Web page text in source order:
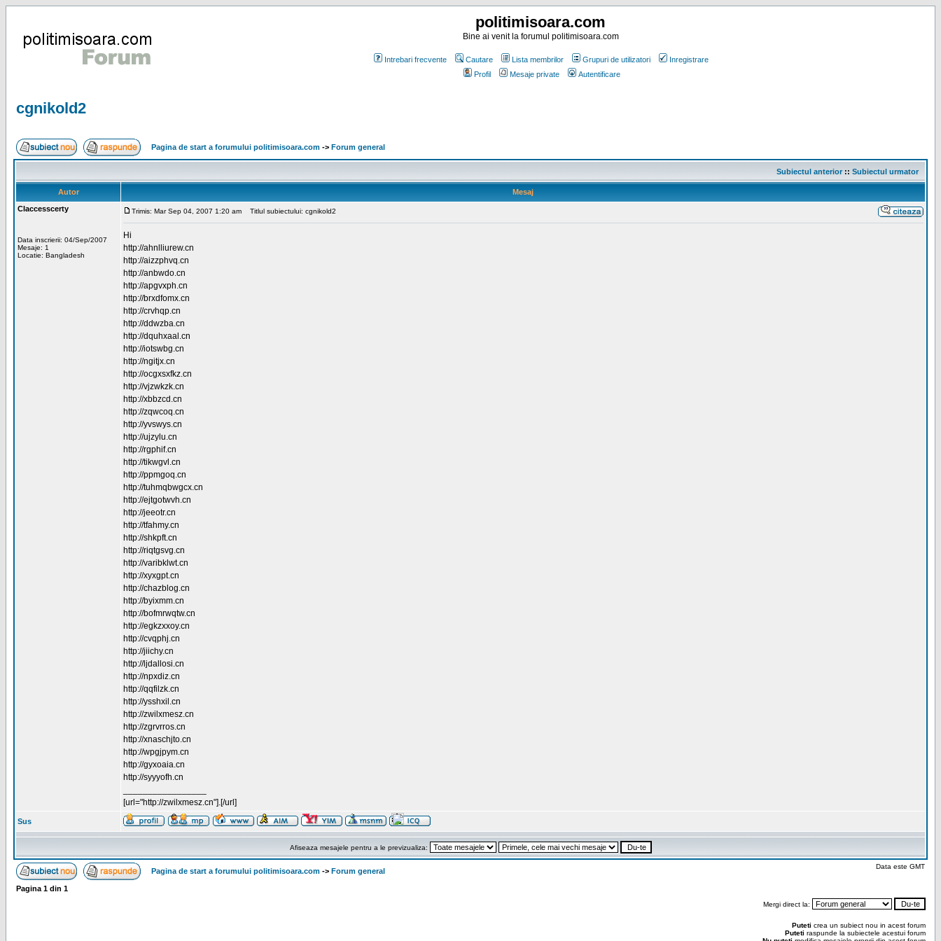
politimisoara.com
Bine ai venit la forumul politimisoara.com
Intrebari frecvente Cautare Lista membrilor Grupuri de utilizatori
Inregistrare
Profil
Mesaje private Autentificare
cgnikold2
Pagina de start a forumului politimisoara.com -> Forum general
Subiectul anterior:: Subiectul urmator
Autor
Mesaj
Claccesscerty
Data inscrierii: 04/Sep/2007
Mesaje: 1
Locatie: Bangladesh
Trimis: Mar Sep 04, 2007 1:20 am Titlul subiectului: cgnikold2
Hi
http://ahnlliurew.cn
http://aizzphvq.cn
http://anbwdo.cn
http://apgvxph.cn
http://brxdfomx.cn
http://crvhqp.cn
http://ddwzba.cn
http://dquhxaal.cn
http://iotswbg.cn
http://ngitjx.cn
http://ocgxsxfkz.cn
http://vjzwkzk.cn
http://xbbzcd.cn
http://zqwcoq.cn
http://yvswys.cn
http://ujzylu.cn
http://rgphif.cn
http://tikwgvl.cn
http://ppmgoq.cn
http://tuhmqbwgcx.cn
http://ejtgotwvh.cn
http://jeeotr.cn
http://tfahmy.cn
http://shkpft.cn
http://riqtgsvg.cn
http://varibklwt.cn
http://xyxgpt.cn
http://chazblog.cn
http://byixmm.cn
http://bofmrwqtw.cn
http://egkzxxoy.cn
http://cvqphj.cn
http://jiichy.cn
http://ljdallosi.cn
http://npxdiz.cn
http://qqfilzk.cn
http://ysshxil.cn
http://zwilxmesz.cn
http://zgrvrros.cn
http://xnaschjto.cn
http://wpgjpym.cn
http://gyxoaia.cn
http://syyyofh.cn
[url="http://zwilxmesz.cn"].[/url]
Sus
Afiseaza mesajele pentru a le previzualiza:
Pagina de start a forumului politimisoara.com -> Forum general
Data este GMT
Pagina 1 din 1
Mergi direct la:
Puteti crea un subiect nou in acest forum
Puteti raspunde la subiectele acestui forum